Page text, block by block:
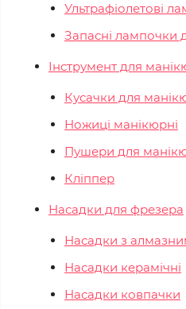
Ультрафіолетові
Запасні лампочки
Інструмент для
Кусачки для
Ножиці манікюрні
Пушери для
Кліппер
Насадки для фрезера
Насадки з
Насадки керамічні
Насадки ковпачки